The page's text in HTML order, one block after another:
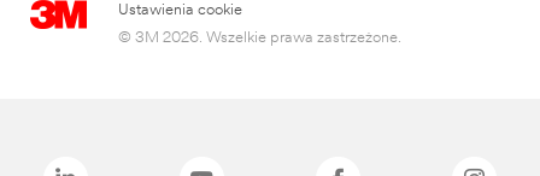
Ustawienia cookie
© 3M 2026. Wszelkie prawa zastrzeżone.